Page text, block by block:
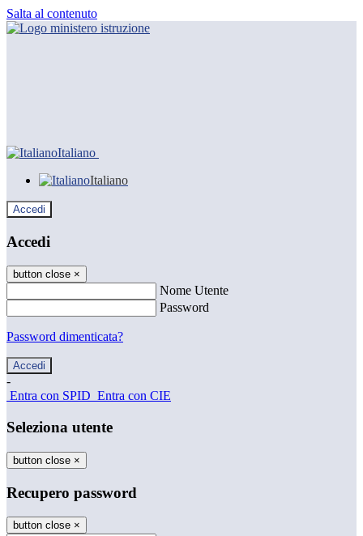
Salta al contenuto
Italiano
Italiano
Accedi
Accedi
button close ×
Nome Utente
Password
Password dimenticata?
-
Entra con SPID Entra con CIE
Seleziona utente
button close ×
Recupero password
button close ×